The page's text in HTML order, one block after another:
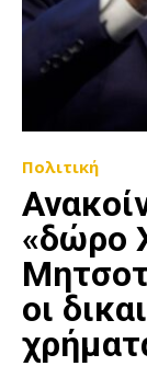
Πολιτική
«δώρο
οι